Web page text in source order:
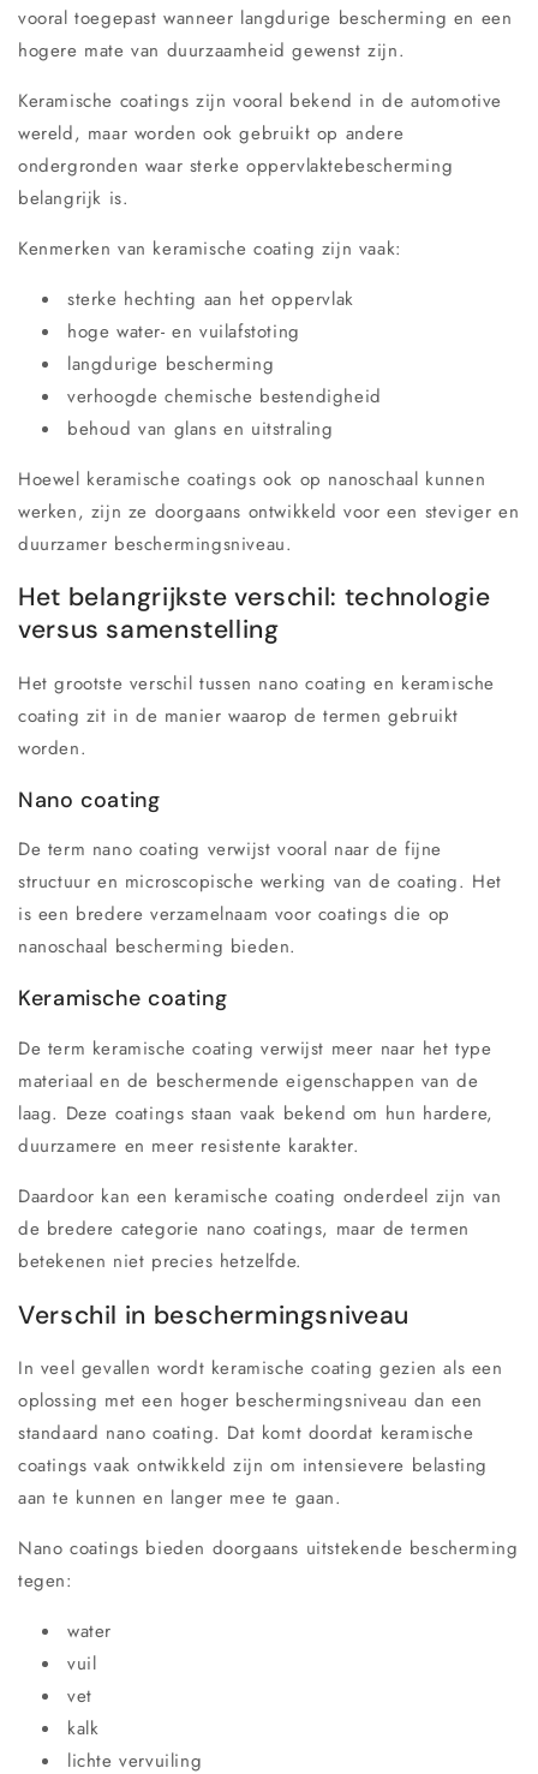
vooral toegepast wanneer langdurige bescherming en een
hogere mate van duurzaamheid gewenst zijn.
Keramische coatings zijn vooral bekend in de automotive
wereld, maar worden ook gebruikt op andere
ondergronden waar sterke oppervlaktebescherming
belangrijk is.
Kenmerken van keramische coating zijn vaak:
sterke hechting aan het oppervlak
hoge water- en vuilafstoting
langdurige bescherming
verhoogde chemische bestendigheid
behoud van glans en uitstraling
Hoewel keramische coatings ook op nanoschaal kunnen
werken, zijn ze doorgaans ontwikkeld voor een steviger en
duurzamer beschermingsniveau.
Het belangrijkste verschil: technologie
versus samenstelling
Het grootste verschil tussen nano coating en keramische
coating zit in de manier waarop de termen gebruikt
worden.
Nano coating
De term nano coating verwijst vooral naar de fijne
structuur en microscopische werking van de coating. Het
is een bredere verzamelnaam voor coatings die op
nanoschaal bescherming bieden.
Keramische coating
De term keramische coating verwijst meer naar het type
materiaal en de beschermende eigenschappen van de
laag. Deze coatings staan vaak bekend om hun hardere,
duurzamere en meer resistente karakter.
Daardoor kan een keramische coating onderdeel zijn van
de bredere categorie nano coatings, maar de termen
betekenen niet precies hetzelfde.
Verschil in beschermingsniveau
In veel gevallen wordt keramische coating gezien als een
oplossing met een hoger beschermingsniveau dan een
standaard nano coating. Dat komt doordat keramische
coatings vaak ontwikkeld zijn om intensievere belasting
aan te kunnen en langer mee te gaan.
Nano coatings bieden doorgaans uitstekende bescherming
tegen:
water
vuil
vet
kalk
lichte vervuiling